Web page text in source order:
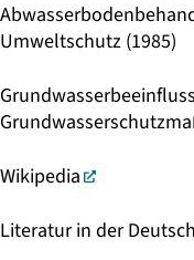
Umweltschutz (1985)
Wikipedia
Literatur in der